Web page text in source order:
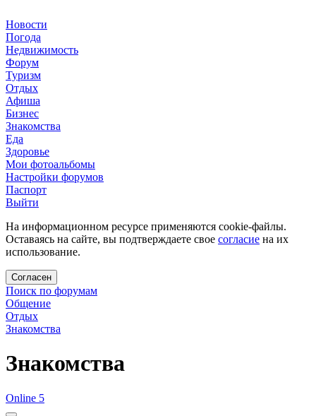
Новости
Погода
Недвижимость
Форум
Туризм
Отдых
Афиша
Бизнес
Знакомства
Еда
Здоровье
Мои фотоальбомы
Настройки форумов
Паспорт
Выйти
На информационном ресурсе применяются cookie-файлы.
Оставаясь на сайте, вы подтверждаете свое согласие на их
использование.
Согласен
Поиск по форумам
Общение
Отдых
Знакомства
Знакомства
Online 5